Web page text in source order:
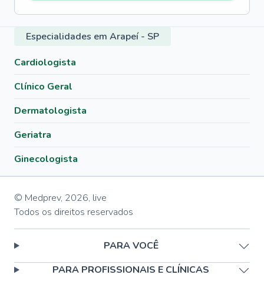
Especialidades em Arapeí - SP
Cardiologista
Clínico Geral
Dermatologista
Geriatra
Ginecologista
© Medprev, 2026, live
Todos os direitos reservados
PARA VOCÊ
PARA PROFISSIONAIS E CLÍNICAS